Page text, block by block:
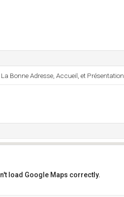
Bonne Adresse, Accueil, et Présentation.
load Google Maps correctly.